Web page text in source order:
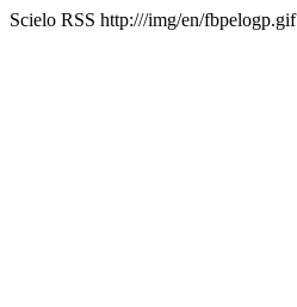
Scielo RSS http:///img/en/fbpelogp.gif